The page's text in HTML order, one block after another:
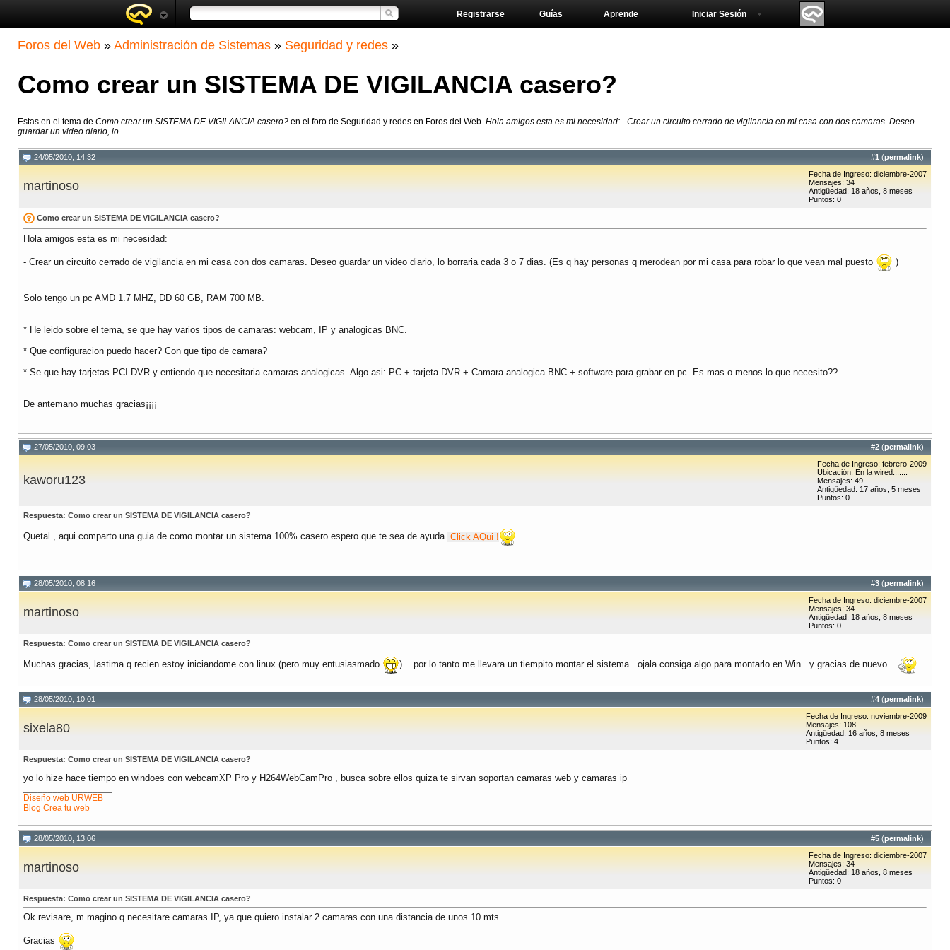
Aprende
Guías
Registrarse Iniciar Sesión
Foros del Web » Administración de Sistemas » Seguridad y redes »
Como crear un SISTEMA DE VIGILANCIA casero?
Estas en el tema de Como crear un SISTEMA DE VIGILANCIA casero? en el foro de Seguridad y redes en Foros del Web. Hola amigos esta es mi necesidad: - Crear un circuito cerrado de vigilancia en mi casa con dos camaras. Deseo
guardar un video diario, lo ...
#1 (permalink)
24/05/2010, 14:32
martinoso
Fecha de Ingreso: diciembre-2007
Mensajes: 34
Antigüedad: 18 años, 8 meses
Puntos: 0
Como crear un SISTEMA DE VIGILANCIA casero?
Hola amigos esta es mi necesidad:
- Crear un circuito cerrado de vigilancia en mi casa con dos camaras. Deseo guardar un video diario, lo borraria cada 3 o 7 dias. (Es q hay personas q merodean por mi casa para robar lo que vean mal puesto )
Solo tengo un pc AMD 1.7 MHZ, DD 60 GB, RAM 700 MB.
* He leido sobre el tema, se que hay varios tipos de camaras: webcam, IP y analogicas BNC.
* Que configuracion puedo hacer? Con que tipo de camara?
* Se que hay tarjetas PCI DVR y entiendo que necesitaria camaras analogicas. Algo asi: PC + tarjeta DVR + Camara analogica BNC + software para grabar en pc. Es mas o menos lo que necesito??
De antemano muchas gracias¡¡¡¡
#2 (permalink)
27/05/2010, 09:03
kaworu123
Fecha de Ingreso: febrero-2009
Ubicación: En la wired.......
Mensajes: 49
Antigüedad: 17 años, 5 meses
Puntos: 0
Respuesta: Como crear un SISTEMA DE VIGILANCIA casero?
Quetal , aqui comparto una guia de como montar un sistema 100% casero espero que te sea de ayuda. Click AQui !
#3 (permalink)
28/05/2010, 08:16
martinoso
Fecha de Ingreso: diciembre-2007
Mensajes: 34
Antigüedad: 18 años, 8 meses
Puntos: 0
Respuesta: Como crear un SISTEMA DE VIGILANCIA casero?
Muchas gracias, lastima q recien estoy iniciandome con linux (pero muy entusiasmado ) ...por lo tanto me llevara un tiempito montar el sistema...ojala consiga algo para montarlo en Win...y gracias de nuevo...
#4 (permalink)
28/05/2010, 10:01
sixela80
Fecha de Ingreso: noviembre-2009
Mensajes: 108
Antigüedad: 16 años, 8 meses
Puntos: 4
Respuesta: Como crear un SISTEMA DE VIGILANCIA casero?
yo lo hize hace tiempo en windoes con webcamXP Pro y H264WebCamPro , busca sobre ellos quiza te sirvan soportan camaras web y camaras ip
Diseño web URWEB
Blog Crea tu web
#5 (permalink)
28/05/2010, 13:06
martinoso
Fecha de Ingreso: diciembre-2007
Mensajes: 34
Antigüedad: 18 años, 8 meses
Puntos: 0
Respuesta: Como crear un SISTEMA DE VIGILANCIA casero?
Ok revisare, m magino q necesitare camaras IP, ya que quiero instalar 2 camaras con una distancia de unos 10 mts...
Gracias